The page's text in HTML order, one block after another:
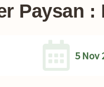
Paysan :
5 Nov